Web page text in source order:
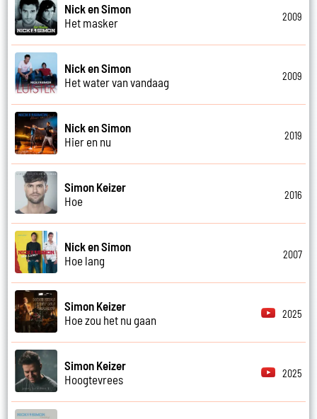
Nick en Simon
Het masker
2009
Nick en Simon
Het water van vandaag
2009
Nick en Simon
Hier en nu
2019
Simon Keizer
Hoe
2016
Nick en Simon
Hoe lang
2007
Simon Keizer
Hoe zou het nu gaan
2025
Simon Keizer
Hoogtevrees
2025